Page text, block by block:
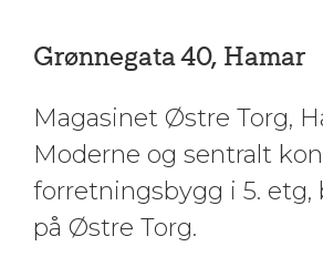
Grønnegata 40, Hamar
Magasinet Østre Torg,
Moderne og sentralt
forretningsbygg i 5. etg,
på Østre Torg.